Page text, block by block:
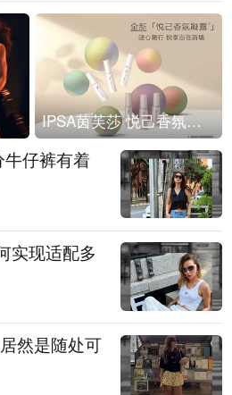
IPSA茵芙莎 悦己香氛凝露上市
牛仔裤有着
实现适配多
然是随处可